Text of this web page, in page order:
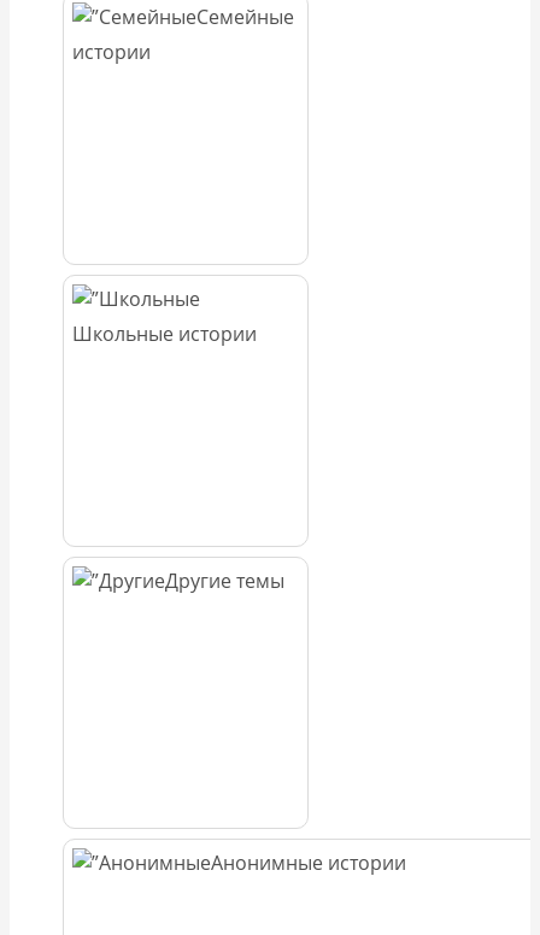
Семейные
истории
Школьные истории
Другие темы
Анонимные истории